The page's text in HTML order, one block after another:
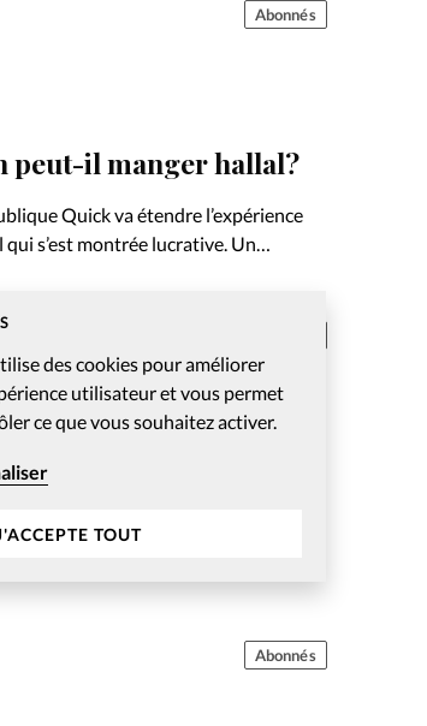
des cookies pour améliorer
utilisateur et vous permet
ce que vous souhaitez activer.
TOUT
évangélique Elim…
Abonnés
peut-il manger hallal?
Quick va étendre l’expérience
s’est montrée lucrative. Un
ces lieux d’échange et de
qui sort vainqueur
américain Terry Jones a finalement
des caricatures». Plusieurs lectures
sont possibles
Abonnés